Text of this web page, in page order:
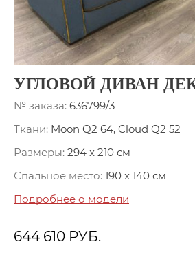
УГЛОВОЙ ДИВАН
№ заказа: 636799/3
Ткани: Moon Q2 64, Cloud Q2 52
Размеры: 294 x 210 см
Спальное место: 190 x 140 см
Подробнее о модели
644 610 РУБ.